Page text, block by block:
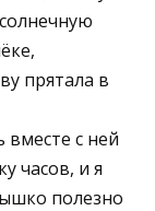
прятала в
вместе с ней
часов, и я
полезно